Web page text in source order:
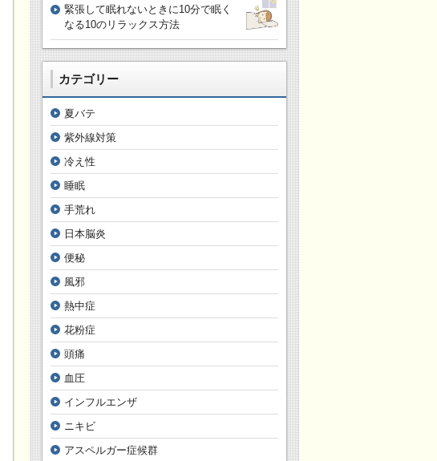
緊張して眠れないときに10分で眠く
なる10のリラックス方法
カテゴリー
夏バテ
紫外線対策
冷え性
睡眠
手荒れ
日本脳炎
便秘
風邪
熱中症
花粉症
頭痛
血圧
インフルエンザ
ニキビ
アスペルガー症候群